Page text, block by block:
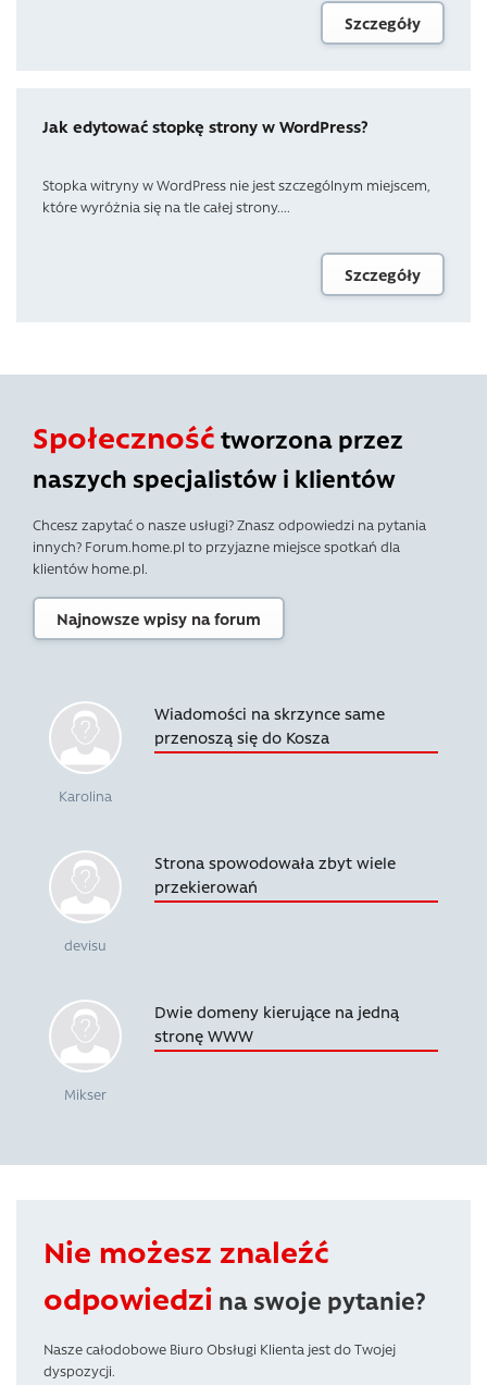
Szczegóły
Jak edytować stopkę strony w WordPress?
Stopka witryny w WordPress nie jest szczególnym miejscem,
które wyróżnia się na tle całej strony....
Szczegóły
Społeczność tworzona przez
naszych specjalistów i klientów
Chcesz zapytać o nasze usługi? Znasz odpowiedzi na pytania
innych? Forum.home.pl to przyjazne miejsce spotkań dla
klientów home.pl.
Najnowsze wpisy na forum
Karolina
Wiadomości na skrzynce same
przenoszą się do Kosza
devisu
Strona spowodowała zbyt wiele
przekierowań
Mikser
Dwie domeny kierujące na jedną
stronę WWW
Nie możesz znaleźć
odpowiedzi na swoje pytanie?
Nasze całodobowe Biuro Obsługi Klienta jest do Twojej
dyspozycji.